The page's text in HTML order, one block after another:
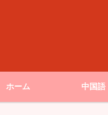
ホーム 中国語